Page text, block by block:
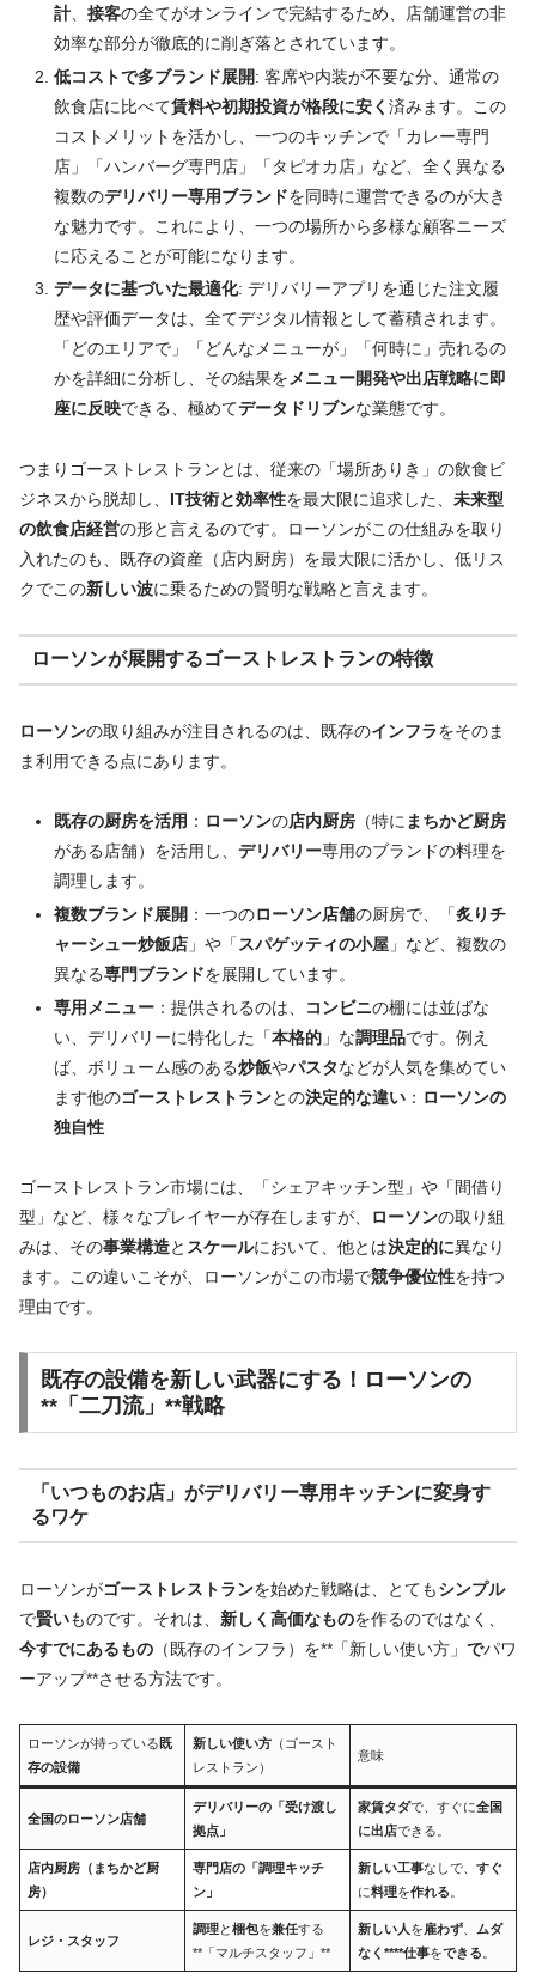
計、 接客の全てがオンラインで完結するため、店舗運営の非
効率な部分が徹底的に削ぎ落とされています。
低コストで多ブランド展開: 客席や内装が不要な分、通常の
飲食店に比べて賃料や初期投資が格段に安く 済みます。この
コストメリットを活かし、一つのキッチンで「カレー専門
店」「ハンバーグ専門店」「タピオカ店」など、全く異なる
複数のデリバリー専用ブランドを同時に運営できるのが大き
な魅力です。これにより、一つの場所から多様な顧客ニーズ
に応えることが可能になります。
データに基づいた最適化: デリバリーアプリを通じた注文履
歴や評価データは、全てデジタル情報として蓄積されます。
「どのエリアで」「どんなメニューが」「何時に」売れるの
かを詳細に分析し、その結果をメニュー開発や出店戦略に即
座に反映できる、極めてデータドリブンな業態です。
つまりゴーストレストランとは、従来の「場所ありき」の飲食ビ
ジネスから脱却し、 IT技術と効率性を最大限に追求した、 未来型
の飲食店経営の形と言えるのです。ローソンがこの仕組みを取り
入れたのも、既存の資産（店内厨房）を最大限に活かし、低リス
クでこの新しい波に乗るための賢明な戦略と言えます。
ローソンが展開するゴーストレストランの特徴
ローソンの取り組みが注目されるのは、既存のインフラをそのま
ま利用できる点にあります。
既存の厨房を活用 ： ローソンの店内厨房（特に まちかど厨房
がある店舗）を活用し、 デリバリー専用のブランドの料理を
調理します。
複数ブランド展開 ：一つのローソン店舗の厨房で、「炙りチ
ャーシュー炒飯店」や「 スパゲッティの小屋」など、複数の
異なる専門ブランドを展開しています。
専用メニュー：提供されるのは、 コンビニの棚には並ばな
い、デリバリーに特化した「本格的」な調理品です。例え
ば、ボリューム感のある炒飯やパスタなどが人気を集めてい
ます他のゴーストレストランとの決定的な違い： ローソンの
独自性
ゴーストレストラン市場には、「シェアキッチン型」や「間借り
型」など、様々なプレイヤーが存在しますが、
ローソンの取り組
みは、その事業構造と スケールにおいて、他とは決定的に異なり
ます。この違いこそが、ローソンがこの市場で競争優位性を持つ
理由です。
既存の設備を新しい武器にする！ ローソンの
**「二刀流」**戦略
「いつものお店」がデリバリー専用キッチンに変身す
るワケ
ローソンがゴーストレストランを始めた戦略は、とてもシンプル
で賢いものです。それは、 新しく高価なものを作るのではなく、
今すでにあるもの （既存のインフラ）を**「新しい使い方」 でパワ
ーアップ**させる方法です。
ローソンが持っている 既
存の設備
新しい使い方（ゴースト
レストラン）
意味
全国のローソン店舗
デリバリーの「受け渡し
拠点」
家賃タダで、すぐに全国
に出店できる。
店内厨房（まちかど厨
房）
専門店の「調理キッチ
ン」
新しい工事なしで、 すぐ
に料理を作れる
レジ・スタッフ
調理と梱包を兼任する
**「マルチスタッフ」**
新しい人 を雇わず、
ムダ
なく****仕事をできる